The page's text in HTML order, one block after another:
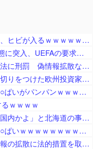
【画像】青山ひかるさんの無修正乳房、ヒビが入るｗｗｗｗｗｗｗｗｗｗｗｗｗｗ
FIFAとUEFAの争いが凄まじい泥沼状態に突入、UEFAの要求を呑んだFIFAだったがUEFA側は強硬姿勢を崩さず……
【スパイ防止法】自民、外国干渉防止法に刑罰 偽情報拡散などの不当干渉を防止 これに反対する政党はどこかな？
「やつらの目は節穴か？」と日米に見切りをつけた欧州投資家の選択に衝撃を受ける人が続出、日英米の資産を処分して代わりに選んだのは……
【画像】サッカーアイドルちゃんのお○ぱいがパンパンｗｗｗｗｗｗｗｗｗｗｗｗ
ｗｗｗｗ
「ウクライナの光景かと思ったら日本国内かよ」と北海道の事故に目撃者騒然、自爆ドローンに襲われたのかと……
【画像】水着からちょっと溢れてるお○ぱいｗｗｗｗｗｗｗｗｗｗｗ
琉球新報「記者への誹謗中傷や個人情報の拡散に法的措置を取る！」 → ﾈｯﾄ「心ない言葉を投げつける記者を擁護し批判するなら訴訟恫喝で黙らせる…」